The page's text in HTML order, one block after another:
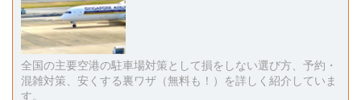
全国の主要空港の駐車場対策として損をしない選び方、予約・
混雑対策、安くする裏ワザ（無料も！）を詳しく紹介していま
す。